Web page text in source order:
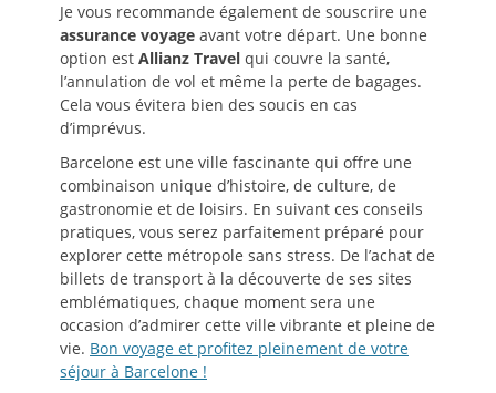
Je vous recommande également de souscrire une
assurance voyage avant votre départ. Une bonne
option est Allianz Travel qui couvre la santé,
l’annulation de vol et même la perte de bagages.
Cela vous évitera bien des soucis en cas
d’imprévus.
Barcelone est une ville fascinante qui offre une
combinaison unique d’histoire, de culture, de
gastronomie et de loisirs. En suivant ces conseils
pratiques, vous serez parfaitement préparé pour
explorer cette métropole sans stress. De l’achat de
billets de transport à la découverte de ses sites
emblématiques, chaque moment sera une
occasion d’admirer cette ville vibrante et pleine de
vie. Bon voyage et profitez pleinement de votre
séjour à Barcelone !